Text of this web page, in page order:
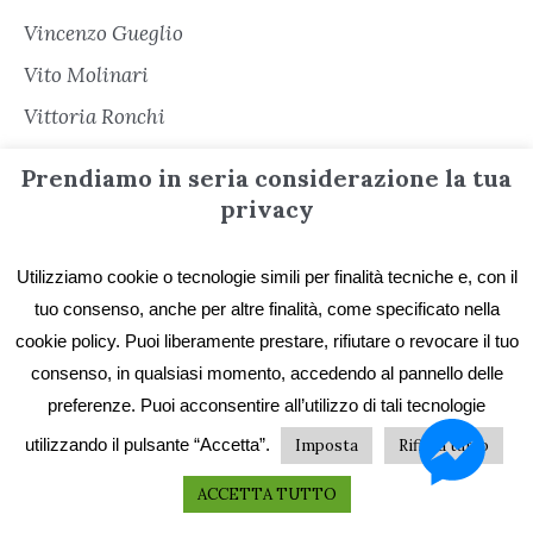
Vincenzo Gueglio
Vito Molinari
Vittoria Ronchi
Informazioni
Prendiamo in seria considerazione la tua
privacy
Utilizziamo cookie o tecnologie simili per finalità tecniche e, con il
tuo consenso, anche per altre finalità, come specificato nella
cookie policy. Puoi liberamente prestare, rifiutare o revocare il tuo
consenso, in qualsiasi momento, accedendo al pannello delle
preferenze. Puoi acconsentire all’utilizzo di tali tecnologie
utilizzando il pulsante “Accetta”.
Imposta Rifiuta tutto
ACCETTA TUTTO